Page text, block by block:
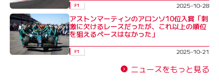
F1 2025-10-28
アストンマーティンのアロンソ10位入賞「刺
激に欠けるレースだったが、これ以上の順位
を狙えるペースはなかった」
F1 2025-10-21
ニュースをもっと見る